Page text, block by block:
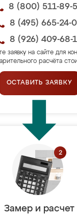
8 (800) 511-89-
8 (495) 665-24-
8 (926) 409-68-
заявку на сайте для
расчёта
ОСТАВИТЬ ЗАЯВКУ
Замер и расчет